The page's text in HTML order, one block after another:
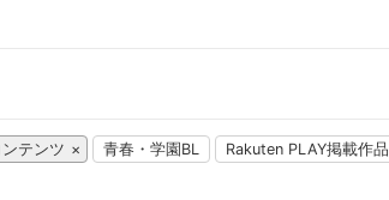
テンツ 青春・学園BL Rakuten PLAY掲載作品